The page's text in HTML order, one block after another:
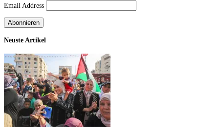
Email Address
Neuste Artikel